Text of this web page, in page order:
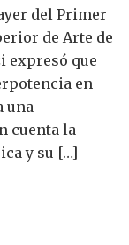
del Primer
de Arte de
expresó que
en
una
cuenta la
y su […]